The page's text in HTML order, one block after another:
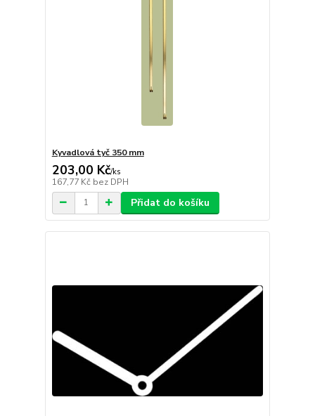
Kyvadlová tyč 350 mm
203,00 Kč/ks
167,77 Kč bez DPH
Přidat do košíku